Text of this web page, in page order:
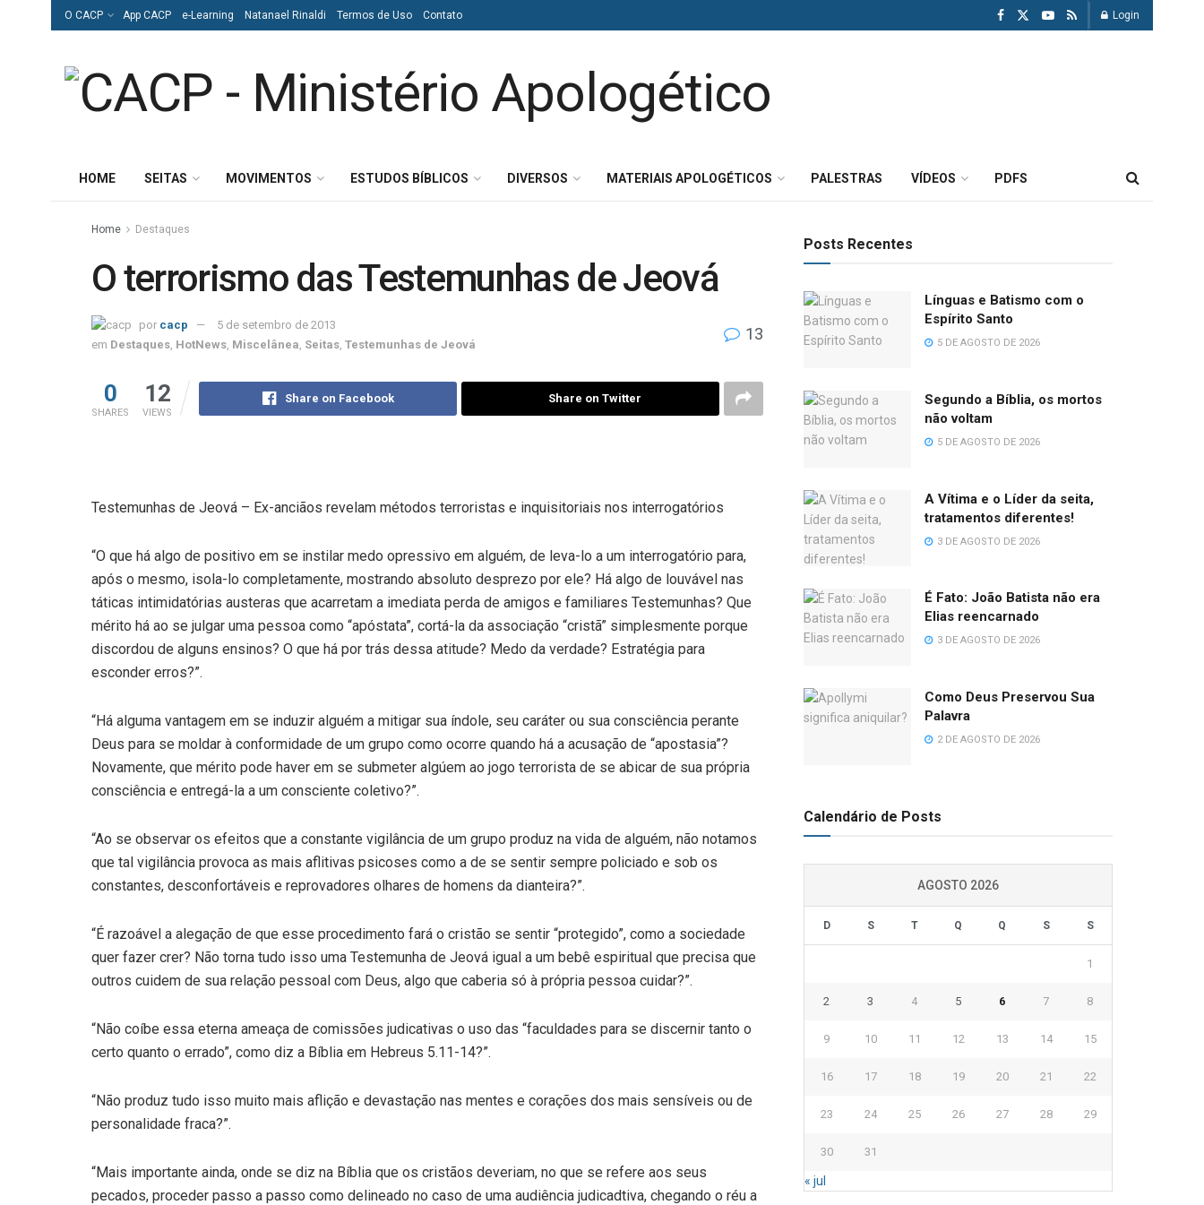
O CACP App CACP e-Learning Natanael Rinaldi Termos de Uso Contato Login
HOME SEITAS MOVIMENTOS ESTUDOS BÍBLICOS DIVERSOS MATERIAIS APOLOGÉTICOS PALESTRAS VÍDEOS PDFS
Home Destaques
O terrorismo das Testemunhas de Jeová
por cacp
5 de setembro de 2013
em Destaques, HotNews, Miscelânea, Seitas, Testemunhas de Jeová
13
0
SHARES
12
VIEWS
Share on Facebook Share on Twitter
Testemunhas de Jeová – Ex-anciãos revelam métodos terroristas e inquisitoriais nos interrogatórios
“O que há algo de positivo em se instilar medo opressivo em alguém, de leva-lo a um interrogatório para,
após o mesmo, isola-lo completamente, mostrando absoluto desprezo por ele? Há algo de louvável nas
táticas intimidatórias austeras que acarretam a imediata perda de amigos e familiares Testemunhas? Que
mérito há ao se julgar uma pessoa como “apóstata”, cortá-la da associação “cristã” simplesmente porque
discordou de alguns ensinos? O que há por trás dessa atitude? Medo da verdade? Estratégia para
esconder erros?”.
“Há alguma vantagem em se induzir alguém a mitigar sua índole, seu caráter ou sua consciência perante
Deus para se moldar à conformidade de um grupo como ocorre quando há a acusação de “apostasia”?
Novamente, que mérito pode haver em se submeter algúem ao jogo terrorista de se abicar de sua própria
consciência e entregá-la a um consciente coletivo?”.
“Ao se observar os efeitos que a constante vigilância de um grupo produz na vida de alguém, não notamos
que tal vigilância provoca as mais aflitivas psicoses como a de se sentir sempre policiado e sob os
constantes, desconfortáveis e reprovadores olhares de homens da dianteira?”.
“É razoável a alegação de que esse procedimento fará o cristão se sentir “protegido”, como a sociedade
quer fazer crer? Não torna tudo isso uma Testemunha de Jeová igual a um bebê espiritual que precisa que
outros cuidem de sua relação pessoal com Deus, algo que caberia só à própria pessoa cuidar?”.
“Não coíbe essa eterna ameaça de comissões judicativas o uso das “faculdades para se discernir tanto o
certo quanto o errado”, como diz a Bíblia em Hebreus 5.11-14?”.
“Não produz tudo isso muito mais aflição e devastação nas mentes e corações dos mais sensíveis ou de
personalidade fraca?”.
“Mais importante ainda, onde se diz na Bíblia que os cristãos deveriam, no que se refere aos seus
pecados, proceder passo a passo como delineado no caso de uma audiência judicadtiva, chegando o réu a
Posts Recentes
Línguas e Batismo com o
Espírito Santo
5 DE AGOSTO DE 2026
Segundo a Bíblia, os mortos
não voltam
5 DE AGOSTO DE 2026
A Vítima e o Líder da seita,
tratamentos diferentes!
3 DE AGOSTO DE 2026
É Fato: João Batista não era
Elias reencarnado
3 DE AGOSTO DE 2026
Como Deus Preservou Sua
Palavra
2 DE AGOSTO DE 2026
Calendário de Posts
AGOSTO 2026
D S T Q Q S S
1
2 3 4 5 6 7 8
9 10 11 12 13 14 15
16 17 18 19 20 21 22
23 24 25 26 27 28 29
30 31
« jul